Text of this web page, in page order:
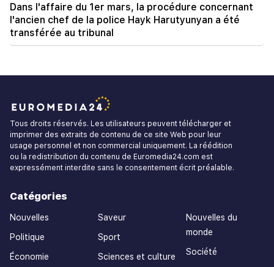
Dans l'affaire du 1er mars, la procédure concernant
l'ancien chef de la police Hayk Harutyunyan a été
transférée au tribunal
Tous droits réservés. Les utilisateurs peuvent télécharger et
imprimer des extraits de contenu de ce site Web pour leur
usage personnel et non commercial uniquement. La réédition
ou la redistribution du contenu de Euromedia24.com est
expressément interdite sans le consentement écrit préalable.
Catégories
Nouvelles
Politique
Économie
Saveur
Sport
Sciences et culture
Nouvelles du
monde
Société